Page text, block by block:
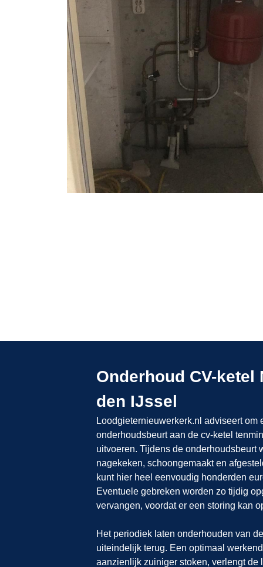
Onderhoud CV-ketel
den IJssel
Loodgieternieuwerkerk.nl adviseert om
onderhoudsbeurt aan de cv-ketel
uitvoeren. Tijdens de onderhoudsbeurt
nagekeken, schoongemaakt en
kunt hier heel eenvoudig honderden
Eventuele gebreken worden zo tijdig
vervangen, voordat er een storing kan
Het periodiek laten onderhouden van
uiteindelijk terug. Een optimaal
aanzienlijk zuiniger stoken, verlengt de